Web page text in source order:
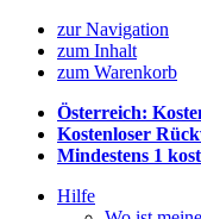
zur Navigation
zum Inhalt
zum Warenkorb
Österreich:
Kostenloser
Mindestens 1
Hilfe